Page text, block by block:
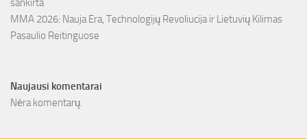
sankirta
MMA 2026: Nauja Era, Technologijų Revoliucija ir Lietuvių Kilimas
Pasaulio Reitinguose
Naujausi komentarai
Nėra komentarų.